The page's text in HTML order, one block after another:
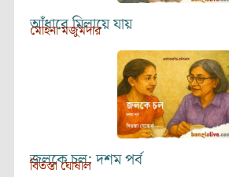
আঁধারে মিলায়ে যায়
মোহনা মজুমদার
জলকে চল: দশম পর্ব
বিতস্তা ঘোষাল